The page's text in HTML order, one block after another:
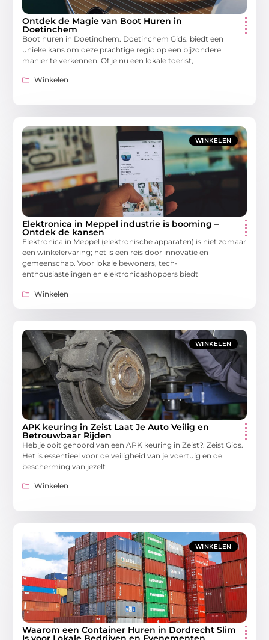
Ontdek de Magie van Boot Huren in
Doetinchem
Boot huren in Doetinchem. Doetinchem Gids. biedt een
unieke kans om deze prachtige regio op een bijzondere
manier te verkennen. Of je nu een lokale toerist,
Winkelen
WINKELEN
Elektronica in Meppel industrie is booming –
Ontdek de kansen
Elektronica in Meppel (elektronische apparaten) is niet zomaar
een winkelervaring; het is een reis door innovatie en
gemeenschap. Voor lokale bewoners, tech-
enthousiastelingen en elektronicashoppers biedt
Winkelen
WINKELEN
APK keuring in Zeist Laat Je Auto Veilig en
Betrouwbaar Rijden
Heb je ooit gehoord van een APK keuring in Zeist?. Zeist Gids.
Het is essentieel voor de veiligheid van je voertuig en de
bescherming van jezelf
Winkelen
WINKELEN
Waarom een Container Huren in Dordrecht Slim